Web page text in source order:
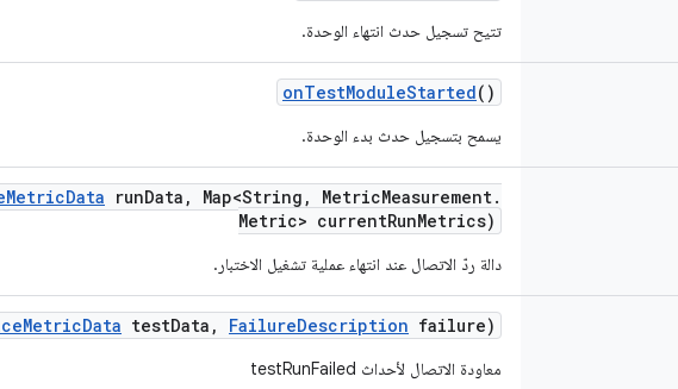
تتيح تسجيل حدث انتهاء الوحدة.
onTestModuleStarted()
يسمح بتسجيل حدث بدء الوحدة.
MetricData runData , Map<String , MetricMeasurement.
Metric> currentRunMetrics)
دالة ردّ الاتصال عند انتهاء عملية تشغيل الاختبار.
MetricData testData , FailureDescription failure)
معاودة الاتصال لأحداث testRunFailed